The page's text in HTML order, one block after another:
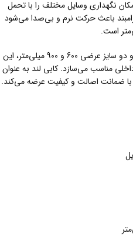
نگهداری وسایل مختلف را با تحمل
آرامبند باعث حرکت نرم و بی‌صدا می‌شود
رنگ‌بندی متنوع (قرمز، نارنجی، طوسی) و دو سایز عرضی 600 و 900 میلی‌متر، این
مناسب می‌سازد. کابی لند به عنوان
با ضمانت اصالت و کیفیت عرضه می‌کند.